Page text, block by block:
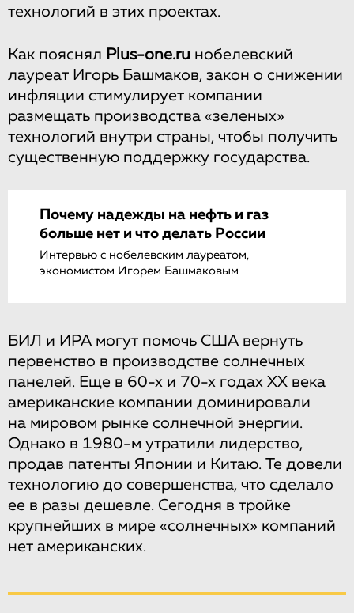
технологий в этих проектах.
Как пояснял Plus-one.ru нобелевский
лауреат Игорь Башмаков, закон о снижении
инфляции стимулирует компании
размещать производства «зеленых»
технологий внутри страны, чтобы получить
существенную поддержку государства.
Почему надежды на нефть и газ
больше нет и что делать России
Интервью с нобелевским лауреатом,
экономистом Игорем Башмаковым
БИЛ и ИРА могут помочь США вернуть
первенство в производстве солнечных
панелей. Еще в 60-х и 70-х годах XX века
американские компании доминировали
на мировом рынке солнечной энергии.
Однако в 1980-м утратили лидерство,
продав патенты Японии и Китаю. Те довели
технологию до совершенства, что сделало
ее в разы дешевле. Сегодня в тройке
крупнейших в мире «солнечных» компаний
нет американских.